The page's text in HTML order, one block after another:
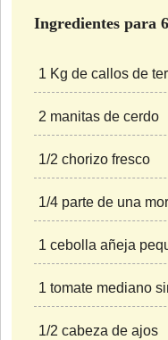
Ingredientes para
1 Kg de callos de
2 manitas de cerdo
1/2 chorizo fresco
1/4 parte de una
1 cebolla añeja
1 tomate mediano
1/2 cabeza de ajos